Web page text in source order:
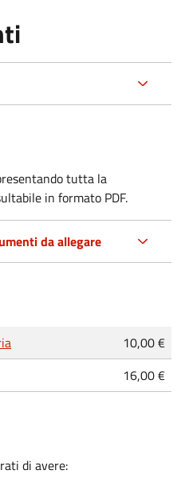
tutta la
in formato PDF.
da allegare
10,00 €
16,00 €
di avere: